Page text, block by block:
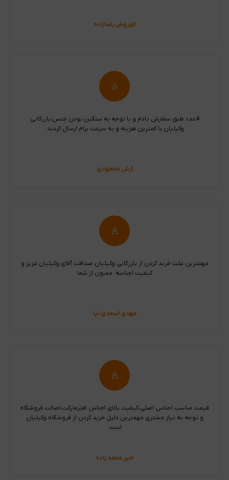
کوروش رضازاده
4عدد طبق سفارش دادم و با توجه به سنگین بودن جنس،بازرگانی
وکیلیان با کمترین هزینه و به سرعت برام ارسال کردند.
آرش محمودی
مهمترین علت خرید کردن از بازرگانی وکیلیان صداقت آقای وکیلیان عزیز و
کیفیت اجناسه. ممنون از شما
مهدی اسعدی نیا
قیمت مناسب اجناس اصلی،کیفیت بالای اجناس افترمارکت،اصالت فروشگاه
و توجه به نیاز مشتری مهمترین دلیل خرید کردن از فروشگاه وکیلیان
است.
امیر محمد زاده